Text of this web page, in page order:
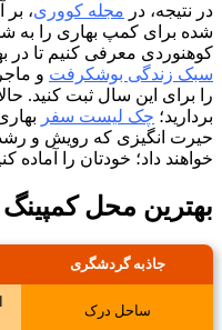
در نتیجه، در مجله کووری،
شده برای کمپ بهاری را به
کوهنوردی معرفی کنیم تا در بهار ۱۴۰۴ تجربه ای منحصر به
سبک زندگی بوشکرفت و
را برای این سال ثبت کنید.
بردارید؛ چک لیست سفر
حیرت انگیزی که رویش و رشد
خواهند داد؛ خودتان را آماده
بهترین محل کمپینگ
جاذبه گردشگری
ساحل درک